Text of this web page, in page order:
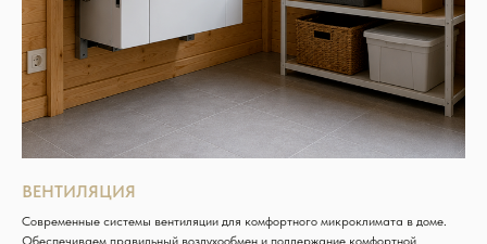
ВЕНТИЛЯЦИЯ
Современные системы вентиляции для комфортного микроклимата в доме.